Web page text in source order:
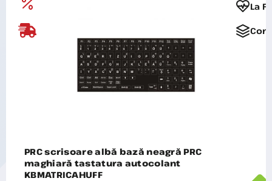
La
PRC scrisoare albă bază neagră PRC
maghiară tastatura autocolant
KBMATRICAHUFF